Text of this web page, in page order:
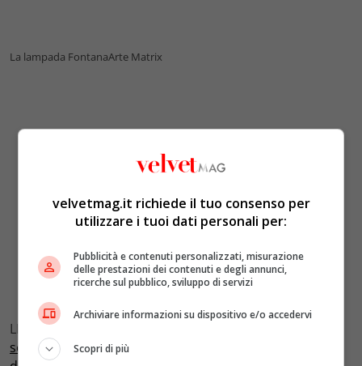
La lampada FontanaArte Matrix
LEGGI ANCHE:
sono i nuovi matrimoni, il fiore stabilizzato è il futuro
velvetmag.it richiede il tuo consenso per
utilizzare i tuoi dati personali per:
Pubblicità e contenuti personalizzati, misurazione
delle prestazioni dei contenuti e degli annunci,
ricerche sul pubblico, sviluppo di servizi
Archiviare informazioni su dispositivo e/o accedervi
Scopri di più